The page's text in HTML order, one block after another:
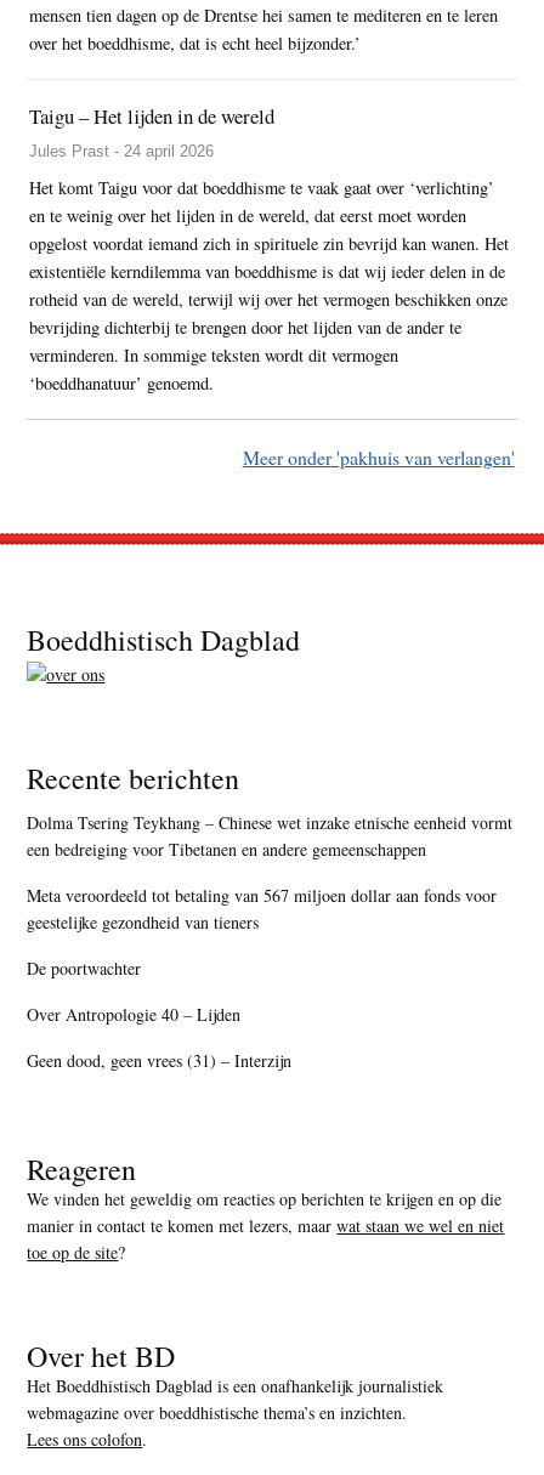
mensen tien dagen op de Drentse hei samen te mediteren en te leren
over het boeddhisme, dat is echt heel bijzonder.’
Taigu – Het lijden in de wereld
Jules Prast - 24 april 2026
Het komt Taigu voor dat boeddhisme te vaak gaat over ‘verlichting’
en te weinig over het lijden in de wereld, dat eerst moet worden
opgelost voordat iemand zich in spirituele zin bevrijd kan wanen. Het
existentiële kerndilemma van boeddhisme is dat wij ieder delen in de
rotheid van de wereld, terwijl wij over het vermogen beschikken onze
bevrijding dichterbij te brengen door het lijden van de ander te
verminderen. In sommige teksten wordt dit vermogen
‘boeddhanatuur’ genoemd.
Meer onder 'pakhuis van verlangen'
Footer
Boeddhistisch Dagblad
Recente berichten
Dolma Tsering Teykhang – Chinese wet inzake etnische eenheid vormt
een bedreiging voor Tibetanen en andere gemeenschappen
Meta veroordeeld tot betaling van 567 miljoen dollar aan fonds voor
geestelijke gezondheid van tieners
De poortwachter
Over Antropologie 40 – Lijden
Geen dood, geen vrees (31) – Interzijn
Reageren
We vinden het geweldig om reacties op berichten te krijgen en op die
manier in contact te komen met lezers, maarwat staan we wel en niet
toe op de site?
Over het BD
Het Boeddhistisch Dagblad is een onafhankelijk journalistiek
webmagazine over boeddhistische thema’s en inzichten.
Lees ons colofon.